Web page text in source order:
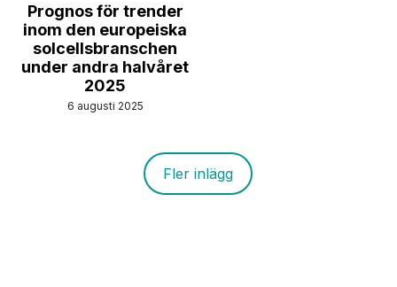
Prognos för trender
inom den europeiska
solcellsbranschen
under andra halvåret
2025
6 augusti 2025
Fler inlägg